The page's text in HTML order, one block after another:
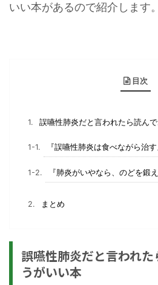
いい本があるので紹介します。
目次
誤嚥性肺炎だと言われたら読ん
『誤嚥性肺炎は食べながら治す
『肺炎がいやなら、のどを鍛
まとめ
誤嚥性肺炎だと言われ
うがいい本